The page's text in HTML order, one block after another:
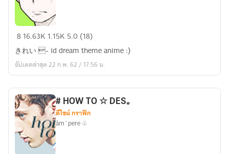
き
い
★
DREAM
'
816.63K 1.15K 5.0 (18)
きれい - id dream theme anime :)
อัปเดตล่าสุด 22 ก.พ. 62 / 17:56 น.
# HOW TO ☆ DES｡
ดีไซน์ กราฟิก
åm`pere ♧